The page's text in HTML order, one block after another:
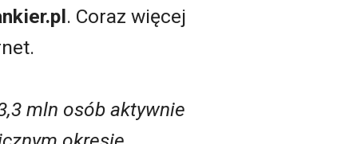
. Coraz więcej
mln osób aktywnie